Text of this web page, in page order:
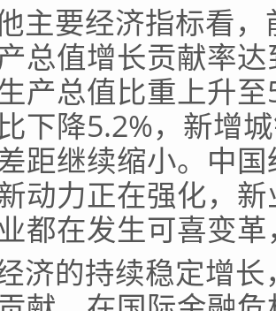
主要经济指标看
总值增长贡献率
产总值比重上升
下降5.2%，新增
距继续缩小。中
动力正在强化，
都在发生可喜变
济的持续稳定增